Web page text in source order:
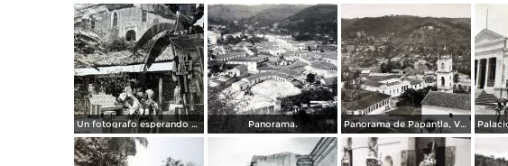
Un fotografo esperando al cliente en la plaza de Papantla, Veracruz 1955. Panorama. Panorama de Papantla, Veracruz.